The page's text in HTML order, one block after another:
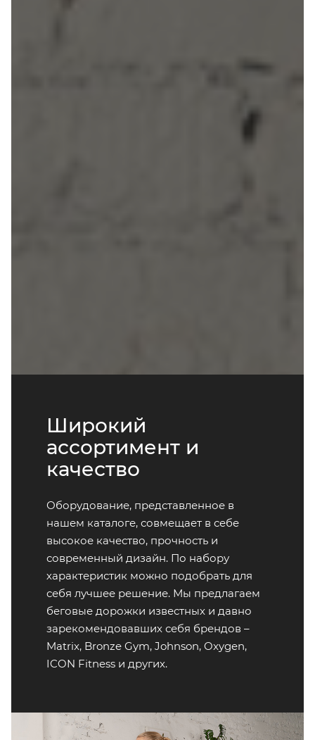
Широкий
ассортимент и
качество
Оборудование, представленное в
нашем каталоге, совмещает в себе
высокое качество, прочность и
современный дизайн. По набору
характеристик можно подобрать для
себя лучшее решение. Мы предлагаем
беговые дорожки известных и давно
зарекомендовавших себя брендов –
Matrix, Bronze Gym, Johnson, Oxygen,
ICON Fitness и других.